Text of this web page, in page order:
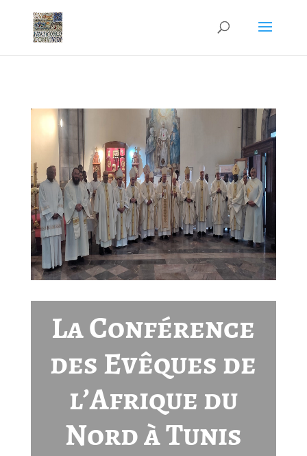
La Conférence
des Evêques de
l’Afrique du
Nord à Tunis